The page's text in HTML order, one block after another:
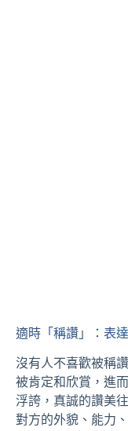
適時「稱讚」：表
沒有人不喜歡被稱
被肯定和欣賞，進
浮誇，真誠的讚美
對方的外貌、能力